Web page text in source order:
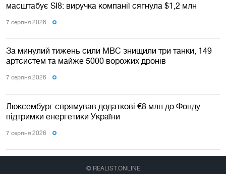
масштабує SI8: виручка компанії сягнула $1,2 млн
7 серпня 2026
За минулий тижень сили МВС знищили три танки, 149
артсистем та майже 5000 ворожих дронів
7 серпня 2026
Люксембург спрямував додаткові €8 млн до Фонду
підтримки енергетики України
7 серпня 2026
© REALIST.ONLINE